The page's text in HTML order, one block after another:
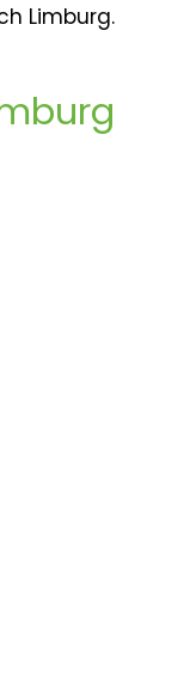
Limburg.